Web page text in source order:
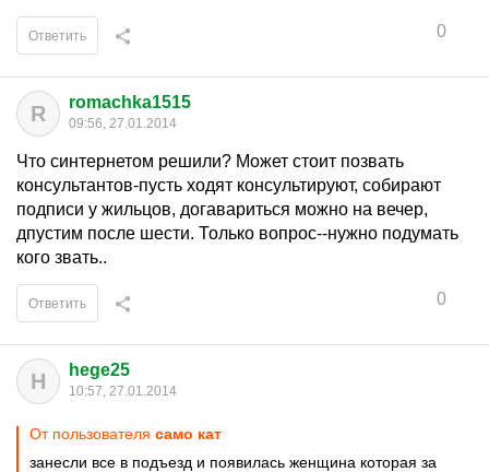
0
Ответить
R romachka1515
09:56, 27.01.2014
Что синтернетом решили? Может стоит позвать
консультантов-пусть ходят консультируют, собирают
подписи у жильцов, догавариться можно на вечер,
дпустим после шести. Только вопрос--нужно подумать
кого звать..
0
Ответить
H hege25
10:57, 27.01.2014
От пользователя само кат
занесли все в подъезд и появилась женщина которая за